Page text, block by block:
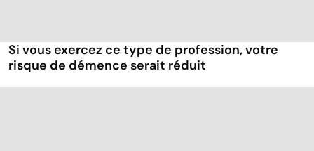
Si vous exercez ce type de profession, votre
risque de démence serait réduit